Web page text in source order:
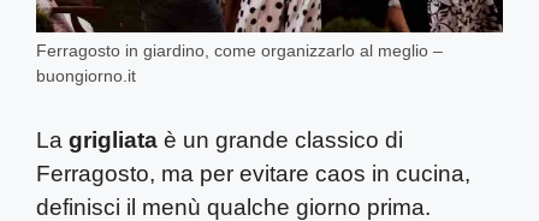
Ferragosto in giardino, come organizzarlo al meglio –
buongiorno.it
La grigliata è un grande classico di
Ferragosto, ma per evitare caos in cucina,
definisci il menù qualche giorno prima.